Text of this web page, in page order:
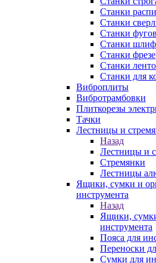
Станки
Станки
Станки
Станки
Станки
Станки
Станки для
Виброплиты
Вибротрамбовки
Плиткорезы
Тачки
Лестницы и
Назад
Лестницы и
Стремянки
Лестницы
Ящики, сумки и
инструмента
Назад
Ящики,
инструмента
Пояса для
Переноски
Сумки для